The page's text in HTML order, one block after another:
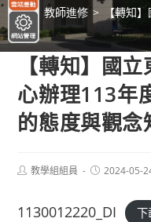
> 教師進修 > 【轉知
【轉知】國
心辦理113年
的態度與觀念
Post教學組組員
Post2024-05-
1130012220_DI 下